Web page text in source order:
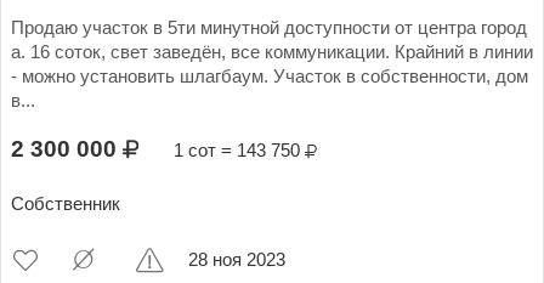
Продаю участок в 5ти минутной доступности от центра город
а. 16 соток, свет заведён, все коммуникации. Крайний в линии
- можно установить шлагбаум. Участок в собственности, дом
в...
2 300 000 1 сот = 143 750
Собственник
28 ноя 2023